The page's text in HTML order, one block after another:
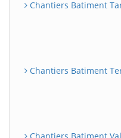
Chantiers Batiment
Chantiers Batiment